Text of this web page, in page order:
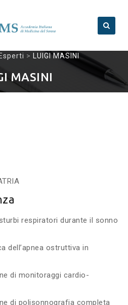
Esperti > LUIGI MASINI
MASINI
respiratori durante il sonno
dell’apnea ostruttiva in
di monitoraggi cardio-
di polisonnografia completa